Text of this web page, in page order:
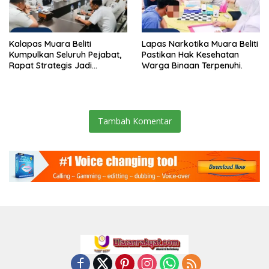
Kalapas Muara Beliti
Kumpulkan Seluruh Pejabat,
Rapat Strategis Jadi
Lapas Narkotika Muara Beliti
Pastikan Hak Kesehatan
Warga Binaan Terpenuhi.
Tambah Komentar